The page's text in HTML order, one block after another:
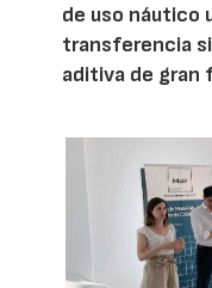
de uso náutico
transferencia
aditiva de gran